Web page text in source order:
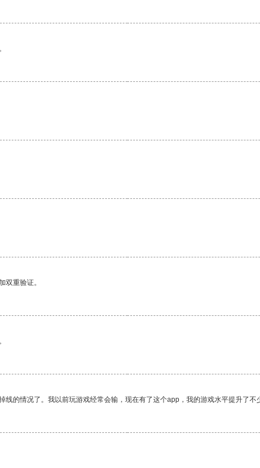
双重验证。
的情况了。我以前玩游戏经常会输，现在有了这个app，我的游戏水平提升了不